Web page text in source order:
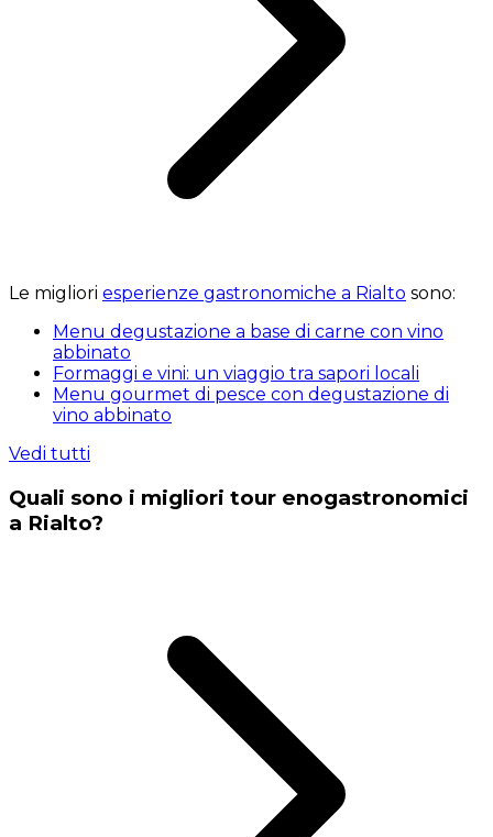
Le migliori esperienze gastronomiche a Rialto sono:
Menu degustazione a base di carne con vino
abbinato
Formaggi e vini: un viaggio tra sapori locali
Menu gourmet di pesce con degustazione di
vino abbinato
Vedi tutti
Quali sono i migliori tour enogastronomici
a Rialto?